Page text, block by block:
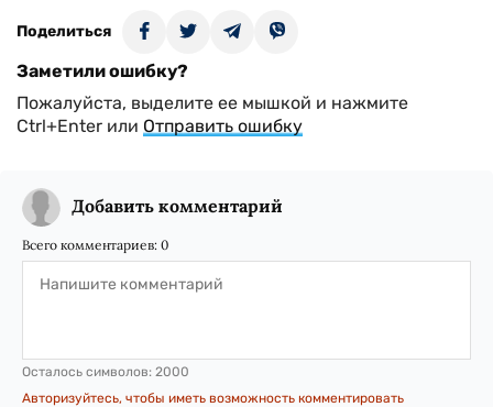
Поделиться
Заметили ошибку?
Пожалуйста, выделите ее мышкой и нажмите
Ctrl+Enter или Отправить ошибку
Добавить комментарий
Всего комментариев: 0
Осталось символов: 2000
Авторизуйтесь, чтобы иметь возможность комментировать